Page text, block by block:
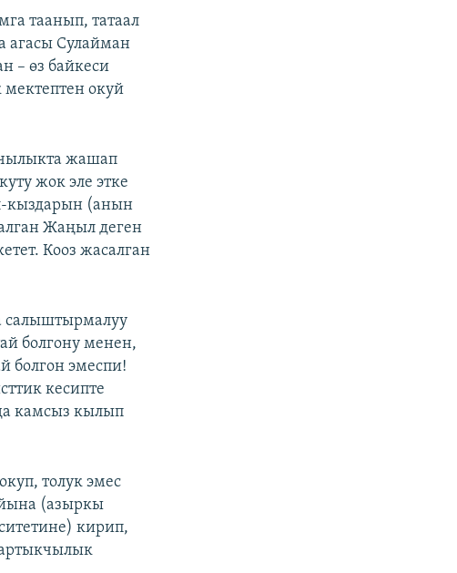
таанып, татаал
агасы Сулайман
– өз байкеси
окуй
жашап
жок эле этке
кыздарын (анын
Жаңыл деген
Кооз жасалган
салыштырмалуу
болгону менен,
болгон эмеспи!
кесипте
камсыз кылып
толук эмес
(азыркы
кирип,